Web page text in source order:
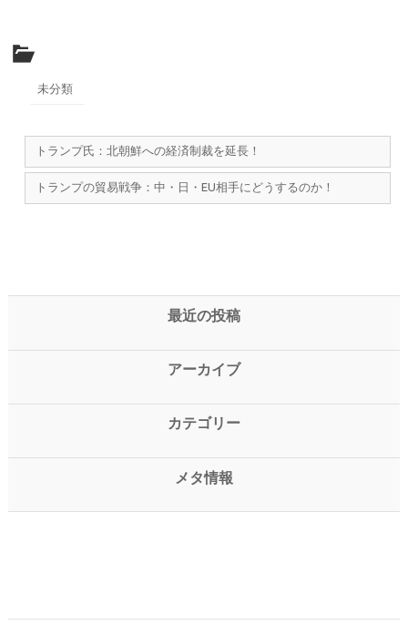
未分類
トランプ氏：北朝鮮への経済制裁を延長！
トランプの貿易戦争：中・日・EU相手にどうするのか！
最近の投稿
アーカイブ
カテゴリー
メタ情報